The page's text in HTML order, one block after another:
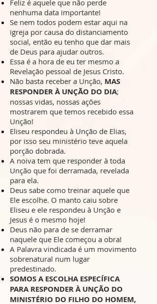
Feliz é aquele que não perde
nenhuma data importante!
Se nem todos podem estar aqui na
igreja por causa do distanciamento
social, então eu tenho que dar mais
de Deus para ajudar outros.
Essa é a hora de eu ter mesmo a
Revelação pessoal de Jesus Cristo.
Não basta receber a Unção, MAS
RESPONDER À UNÇÃO DO DIA;
nossas vidas, nossas ações
mostrarem que temos recebido essa
Unção!
Eliseu respondeu à Unção de Elias,
por isso seu ministério teve aquela
porção dobrada.
A noiva tem que responder à toda
Unção que foi derramada, revelada
para ela.
Deus sabe como treinar aquele que
Ele escolhe. O manto caiu sobre
Eliseu e ele respondeu à Unção e
Jesus é o mesmo hoje!
Deus não para de se derramar
naquele que Ele começou a obra!
A Palavra vindicada é um movimento
sobrenatural num lugar
predestinado.
SOMOS A ESCOLHA ESPECÍFICA
PARA RESPONDER À UNÇÃO DO
MINISTÉRIO DO FILHO DO HOMEM,